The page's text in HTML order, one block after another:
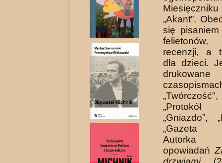
„Akant”.
się pisaniem
recenzji, a
dla dzieci.
„Protokół
„Gniazdo”,
„Gazeta
opowiadań